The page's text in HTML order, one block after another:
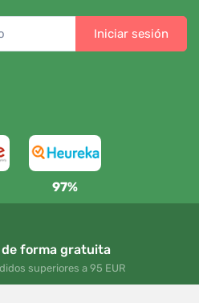
Iniciar sesión
97%
forma gratuita
superiores a 95 EUR